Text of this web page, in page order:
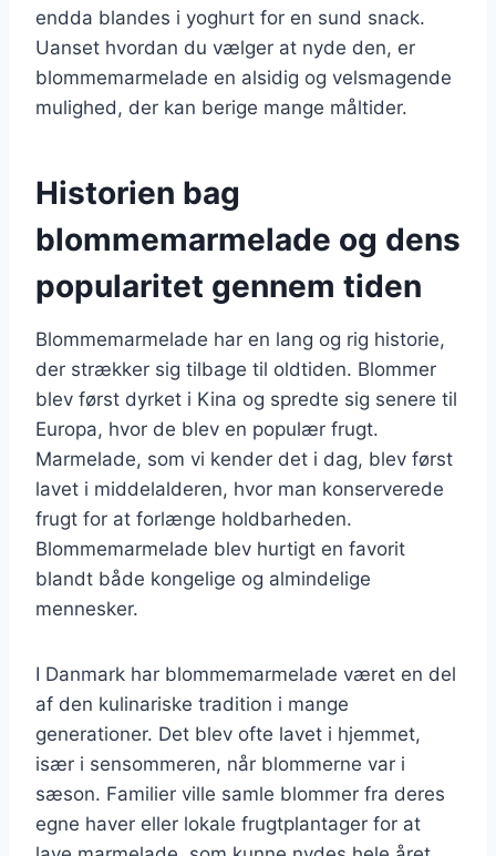
endda blandes i yoghurt for en sund snack.
Uanset hvordan du vælger at nyde den, er
blommemarmelade en alsidig og velsmagende
mulighed, der kan berige mange måltider.
Historien bag
blommemarmelade og dens
popularitet gennem tiden
Blommemarmelade har en lang og rig historie,
der strækker sig tilbage til oldtiden. Blommer
blev først dyrket i Kina og spredte sig senere til
Europa, hvor de blev en populær frugt.
Marmelade, som vi kender det i dag, blev først
lavet i middelalderen, hvor man konserverede
frugt for at forlænge holdbarheden.
Blommemarmelade blev hurtigt en favorit
blandt både kongelige og almindelige
mennesker.
I Danmark har blommemarmelade været en del
af den kulinariske tradition i mange
generationer. Det blev ofte lavet i hjemmet,
især i sensommeren, når blommerne var i
sæson. Familier ville samle blommer fra deres
egne haver eller lokale frugtplantager for at